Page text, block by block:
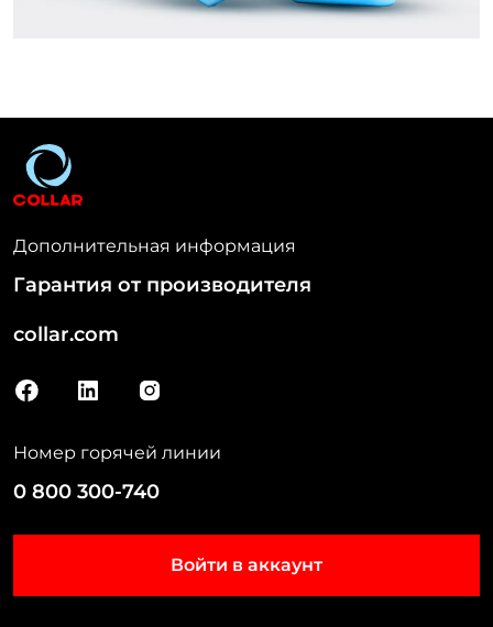
Дополнительная информация
Гарантия от производителя
collar.com
Н
а
и
к
н
а
Номер горячей линии
0 800 300-740
Войти в аккаунт